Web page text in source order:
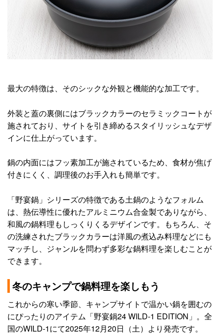
最大の特徴は、そのシックな外観と機能的な加工です。
外装と蓋の裏側にはブラックカラーのセラミックコートが
施されており、サイトを引き締めるスタイリッシュなデザ
インに仕上がっています。
鍋の内面にはフッ素加工が施されているため、食材が焦げ
付きにくく、調理後のお手入れも簡単です。
「野宴鍋」シリーズの特徴である土鍋のようなフォルム
は、熱伝導性に優れたアルミニウム合金製でありながら、
和風の鍋料理もしっくりくるデザインです。もちろん、そ
の洗練されたブラックカラーは洋風の煮込み料理などにも
マッチし、ジャンルを問わず多彩な鍋料理を楽しむことが
できます。
冬のキャンプで鍋料理を楽しもう
これからの寒い季節、キャンプサイトで温かい鍋を囲むの
にぴったりのアイテム「野宴鍋24 WILD-1 EDITION」。全
国のWILD-1にて2025年12月20日（土）より発売です。